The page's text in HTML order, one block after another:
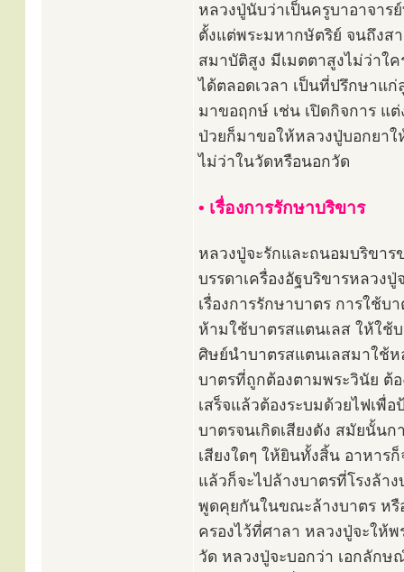
หลวงปู่นับว่าเป็นครูบาอาจา
ตั้งแต่พระมหากษัตริย์ จนถึงส
สมาบัติสูง มีเมตตาสูงไม่ว่าใ
ได้ตลอดเวลา เป็นที่ปรึกษาแ
มาขอฤกษ์ เช่น เปิดกิจการ แ
ป่วยก็มาขอให้หลวงปู่บอกยา
ไม่ว่าในวัดหรือนอกวัด
• เรื่องการรักษาบริขาร
หลวงปู่จะรักและถนอมบริขาร
บรรดาเครื่องอัฐบริขารหลวง
เรื่องการรักษาบาตร การใช้บ
ห้ามใช้บาตรสแตนเลส ให้ใช้
ศิษย์นำบาตรสแตนเลสมาใช้ห
บาตรที่ถูกต้องตามพระวินัย ต้
เสร็จแล้วต้องระบมด้วยไฟเพื่
บาตรจนเกิดเสียงดัง สมัยนั้น
เสียงใดๆ ให้ยินทั้งสิ้น อาหาร
แล้วก็จะไปล้างบาตรที่โรงล้
พูดคุยกันในขณะล้างบาตร หรื
ครองไว้ที่ศาลา หลวงปู่จะให้
วัด หลวงปู่จะบอกว่า เอกลัก